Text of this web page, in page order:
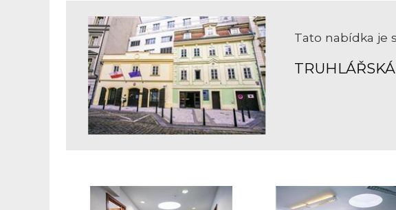
Tato nabídka je
TRUHLÁŘSKÁ